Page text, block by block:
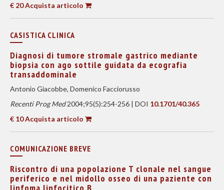
€ 20 Acquista articolo
CASISTICA CLINICA
Diagnosi di tumore stromale gastrico mediante
biopsia con ago sottile guidata da ecografia
transaddominale
Antonio Giacobbe, Domenico Facciorusso
Recenti Prog Med2004;95(5):254-256 | DOI 10.1701/40.365
€ 10 Acquista articolo
COMUNICAZIONE BREVE
Riscontro di una popolazione T clonale nel sangue
periferico e nel midollo osseo di una paziente con